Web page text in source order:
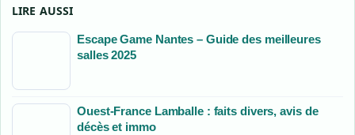
LIRE AUSSI
Escape Game Nantes – Guide des meilleures
salles 2025
Ouest-France Lamballe : faits divers, avis de
décès et immo